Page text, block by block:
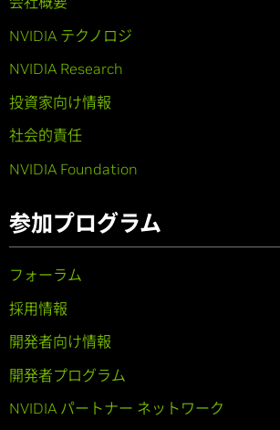
NVIDIA テクノロジ
NVIDIA Research
投資家向け情報
社会的責任
NVIDIA Foundation
参加プログラム
フォーラム
採用情報
開発者向け情報
開発者プログラム
NVIDIA パートナー ネットワーク